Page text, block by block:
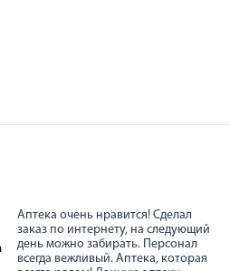
Аптека очень нравится! Сделал
заказ по интернету, на следующий
день можно забирать. Персонал
всегда вежливый. Аптека, которая